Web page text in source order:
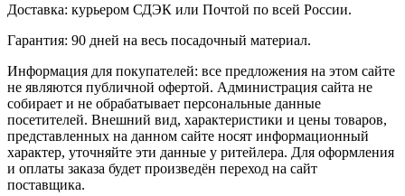
Доставка: курьером СДЭК или Почтой по всей России.
Гарантия: 90 дней на весь посадочный материал.
Информация для покупателей: все предложения на этом сайте
не являются публичной офертой. Администрация сайта не
собирает и не обрабатывает персональные данные
посетителей. Внешний вид, характеристики и цены товаров,
представленных на данном сайте носят информационный
характер, уточняйте эти данные у ритейлера. Для оформления
и оплаты заказа будет произведён переход на сайт
поставщика.